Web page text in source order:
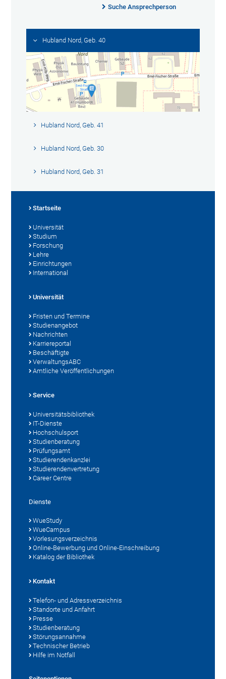
Suche Ansprechperson
Hubland Nord, Geb. 40
Hubland Nord, Geb. 41
Hubland Nord, Geb. 30
Hubland Nord, Geb. 31
Startseite
Universität
Studium
Forschung
Lehre
Einrichtungen
International
Universität
Fristen und Termine
Studienangebot
Nachrichten
Karriereportal
Beschäftigte
VerwaltungsABC
Amtliche Veröffentlichungen
Service
Universitätsbibliothek
IT-Dienste
Hochschulsport
Studienberatung
Prüfungsamt
Studierendenkanzlei
Studierendenvertretung
Career Centre
Dienste
WueStudy
WueCampus
Vorlesungsverzeichnis
Online-Bewerbung und Online-Einschreibung
Katalog der Bibliothek
Kontakt
Telefon- und Adressverzeichnis
Standorte und Anfahrt
Presse
Studienberatung
Störungsannahme
Technischer Betrieb
Hilfe im Notfall